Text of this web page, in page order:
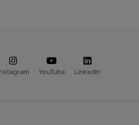
YouTube LinkedIn